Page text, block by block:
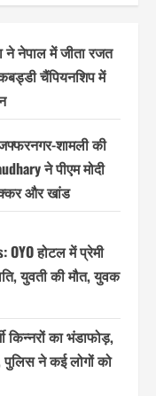
ने नेपाल में जीता रजत
चैंपियनशिप में
शामली की
ने पीएम मोदी
और खांड
OYO होटल में प्रेमी
युवती की मौत, युवक
किन्नरों का भंडाफोड़,
पुलिस ने कई लोगों को